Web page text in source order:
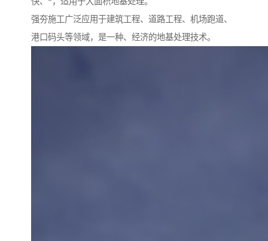
强夯施工广泛应用于建筑工程、道路工程、机场跑道、
港口码头等领域，是一种、经济的地基处理技术。